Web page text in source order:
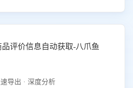
评价信息自动获取-八爪鱼
导出 · 深度分析